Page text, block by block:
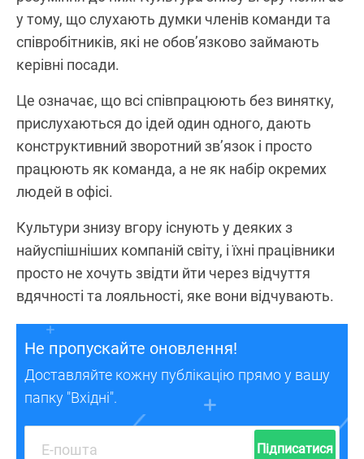
у тому, що слухають думки членів команди та
співробітників, які не обов’язково займають
керівні посади.
Це означає, що всі співпрацюють без винятку,
прислухаються до ідей один одного, дають
конструктивний зворотний зв’язок і просто
працюють як команда, а не як набір окремих
людей в офісі.
Культури знизу вгору існують у деяких з
найуспішніших компаній світу, і їхні працівники
просто не хочуть звідти йти через відчуття
вдячності та лояльності, яке вони відчувають.
Не пропускайте оновлення!
Доставляйте кожну публікацію прямо у вашу
папку "Вхідні".
Підписатися